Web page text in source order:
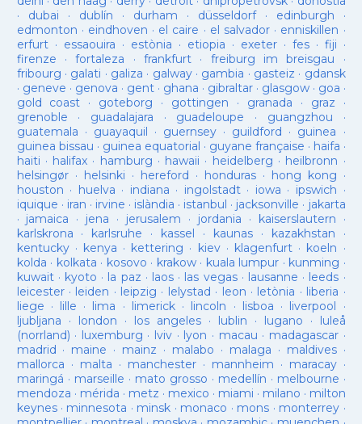
· dubai · dublín · durham · düsseldorf· edinburgh ·
edmonton · eindhoven · el caire · el salvador · enniskillen ·
erfurt· essaouira · estònia · etiopia · exeter· fes· fiji ·
firenze ·fortaleza · frankfurt· freiburg im breisgau ·
fribourg · galati · galiza · galway· gambia · gasteiz · gdansk
· geneve · genova · gent· ghana · gibraltar· glasgow· goa ·
gold coast · goteborg · gottingen · granada · graz ·
grenoble · guadalajara · guadeloupe · guangzhou ·
guatemala · guayaquil · guernsey· guildford · guinea ·
guinea bissau · guinea equatorial · guyane française · haifa ·
haiti · halifax · hamburg · hawaii · heidelberg · heilbronn ·
helsingør· helsinki · hereford · honduras· hong kong ·
houston · huelva · indiana · ingolstadt· iowa · ipswich ·
iquique · iran · irvine · islàndia · istanbul · jacksonville · jakarta
· jamaica · jena · jerusalem · jordania · kaiserslautern ·
karlskrona · karlsruhe · kassel · kaunas· kazakhstan ·
kentucky· kenya · kettering · kiev· klagenfurt · koeln ·
kolda · kolkata · kosovo · krakow· kuala lumpur · kunming ·
kuwait· kyoto · la paz · laos· las vegas· lausanne · leeds ·
leicester· leiden · leipzig · lelystad · leon · letònia · liberia ·
liege · lille · lima · limerick· lincoln · lisboa · liverpool ·
ljubljana · london · los angeles· lublin · lugano · luleå
(norrland) · luxemburg · lviv · lyon · macau · madagascar·
madrid · maine · mainz · malabo · malaga · maldives·
mallorca · malta · manchester· mannheim · maracay·
maringá · marseille · mato grosso · medellín · melbourne ·
mendoza · mérida · metz · mexico · miami · milano · milton
keynes· minnesota · minsk · monaco · mons · monterrey ·